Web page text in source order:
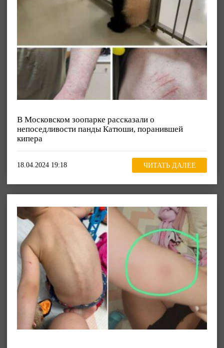
В Московском зоопарке рассказали о
непоседливости панды Катюши, поранившей
кипера
18.04.2024 19:18 ЧИТАТЬ ДАЛЕЕ